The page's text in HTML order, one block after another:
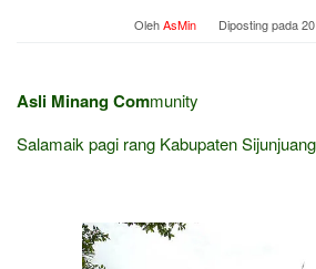
OlehAsMin Diposting pada
Asli Minang Community
Salamaik pagi rang Kabupaten